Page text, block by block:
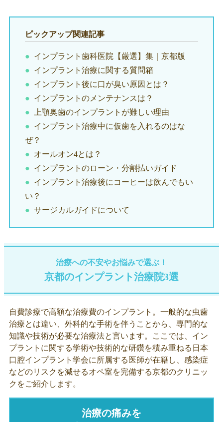
ピックアップ関連記事
インプラント歯科医院【厳選】集｜京都版
インプラント治療に関する質問箱
インプラント後に口が臭い原因とは？
インプラントのメンテナンスは？
上顎奥歯のインプラントが難しい理由
インプラント治療中に仮歯を入れるのはな
ぜ？
オールオン4とは？
インプラントのローン・分割払いガイド
インプラント治療後にコーヒーは飲んでもい
い？
サージカルガイドについて
治療への不安やお悩みで選ぶ！
京都のインプラント治療院3選
自費診療で高額な治療費のインプラント。一般的な虫歯
治療とは違い、外科的な手術を伴うことから、専門的な
知識や技術が必要な治療法と言います。ここでは、イン
プラントに関する学術や技術的な研鑽を積み重ねる日本
口腔インプラント学会に所属する医師が在籍し、感染症
などのリスクを減せるオペ室を完備する京都のクリニッ
クをご紹介します。
治療の痛みを